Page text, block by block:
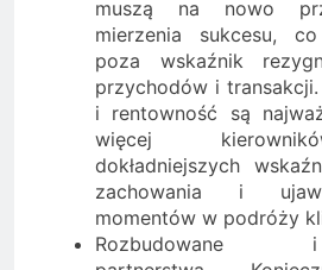
muszą na nowo
mierzenia sukcesu,
poza wskaźnik
przychodów i
i rentowność są
więcej
dokładniejszych
zachowania i
momentów w podróży